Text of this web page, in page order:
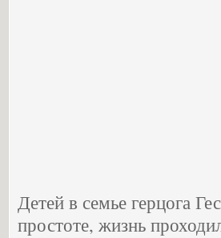
Детей в семье герцога
простоте, жизнь